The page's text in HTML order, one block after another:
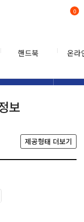
핸드북 온라
0
보
제공형태 더보기